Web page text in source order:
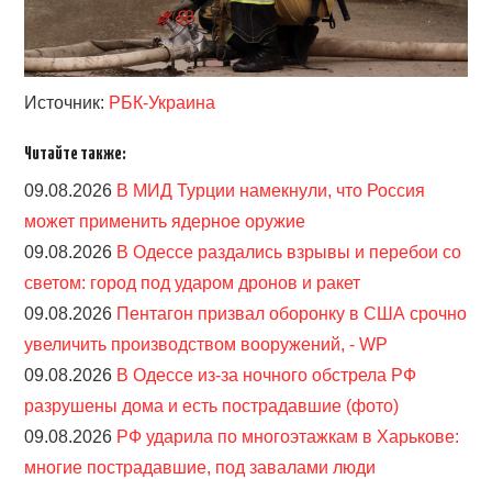
Источник: РБК-Украина
Читайте также:
09.08.2026 В МИД Турции намекнули, что Россия
может применить ядерное оружие
09.08.2026 В Одессе раздались взрывы и перебои со
светом: город под ударом дронов и ракет
09.08.2026 Пентагон призвал оборонку в США срочно
увеличить производством вооружений, - WP
09.08.2026 В Одессе из-за ночного обстрела РФ
разрушены дома и есть пострадавшие (фото)
09.08.2026 РФ ударила по многоэтажкам в Харькове:
многие пострадавшие, под завалами люди